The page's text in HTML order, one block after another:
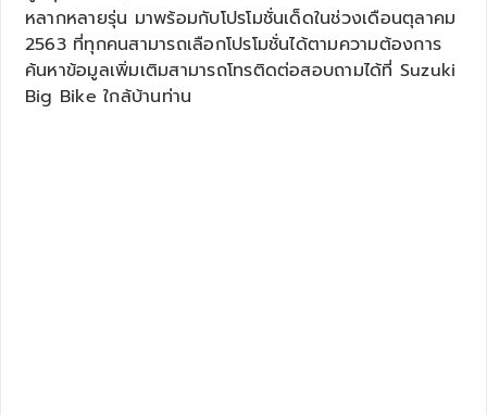
หลากหลายรุ่น มาพร้อมกับโปรโมชั่นเด็ดในช่วงเดือนตุลาคม
2563 ที่ทุกคนสามารถเลือกโปรโมชั่นได้ตามความต้องการ
ค้นหาข้อมูลเพิ่มเติมสามารถโทรติดต่อสอบถามได้ที่ Suzuki
Big Bike ใกล้บ้านท่าน